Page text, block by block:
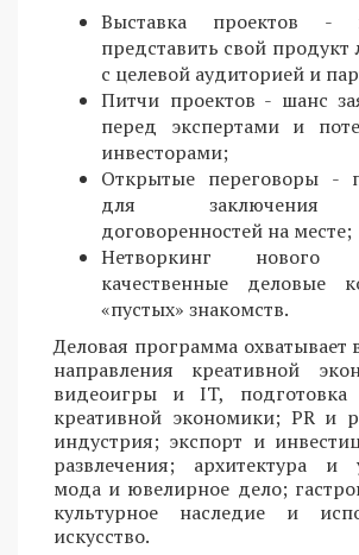
Выставка проектов -
представить свой
с целевой аудиторией и
Питчи проектов - шанс
перед экспертами и
инвесторами;
Открытые переговоры -
для заключения
договоренностей на месте;
Нетворкинг
качественные деловые
«пустых» знакомств.
Деловая программа охватывает
направления креативной
видеоигры и IT,
креативной экономики; PR и
индустрия; экспорт и
развлечения; архитектура и
мода и ювелирное дело;
культурное наследие и
искусство.